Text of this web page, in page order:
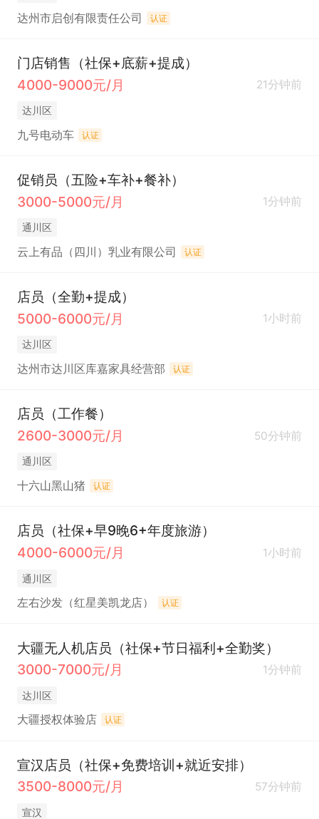
达州市启创有限责任公司 认证
门店销售（社保+底薪+提成）
4000-9000元/月
21分钟前
达川区
九号电动车 认证
促销员（五险+车补+餐补）
3000-5000元/月
1分钟前
通川区
云上有品（四川）乳业有限公司 认证
店员（全勤+提成）
5000-6000元/月
1小时前
达川区
达州市达川区库嘉家具经营部 认证
店员（工作餐）
2600-3000元/月
50分钟前
通川区
十六山黑山猪 认证
店员（社保+早9晚6+年度旅游）
4000-6000元/月
1小时前
通川区
左右沙发（红星美凯龙店） 认证
大疆无人机店员（社保+节日福利+全勤奖）
3000-7000元/月
1分钟前
达川区
大疆授权体验店 认证
宣汉店员（社保+免费培训+就近安排）
3500-8000元/月
57分钟前
宣汉